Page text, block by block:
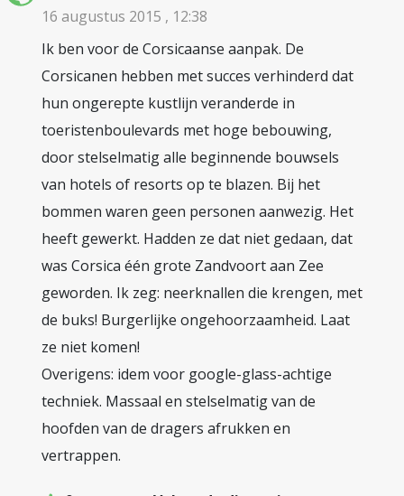
16 augustus 2015 , 12:38
Ik ben voor de Corsicaanse aanpak. De
Corsicanen hebben met succes verhinderd dat
hun ongerepte kustlijn veranderde in
toeristenboulevards met hoge bebouwing,
door stelselmatig alle beginnende bouwsels
van hotels of resorts op te blazen. Bij het
bommen waren geen personen aanwezig. Het
heeft gewerkt. Hadden ze dat niet gedaan, dat
was Corsica één grote Zandvoort aan Zee
geworden. Ik zeg: neerknallen die krengen, met
de buks! Burgerlijke ongehoorzaamheid. Laat
ze niet komen!
Overigens: idem voor google-glass-achtige
techniek. Massaal en stelselmatig van de
hoofden van de dragers afrukken en
vertrappen.